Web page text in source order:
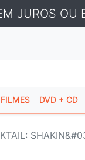
JUROS OU
FILMES DVD + CD